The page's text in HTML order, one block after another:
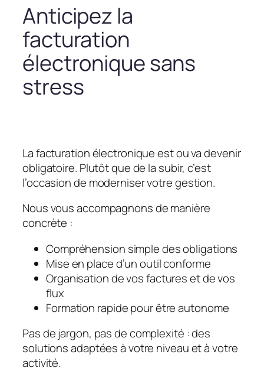
Anticipez la
facturation
électronique sans
stress
La facturation électronique est ou va devenir
obligatoire. Plutôt que de la subir, c’est
l’occasion de moderniser votre gestion.
Nous vous accompagnons de manière
concrète :
Compréhension simple des obligations
Mise en place d’un outil conforme
Organisation de vos factures et de vos
flux
Formation rapide pour être autonome
Pas de jargon, pas de complexité : des
solutions adaptées à votre niveau et à votre
activité.